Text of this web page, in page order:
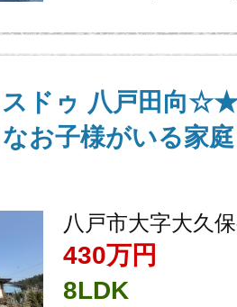
ドゥ 八戸田向
お子様がいる家
八戸市大字大久
430万円
8LDK